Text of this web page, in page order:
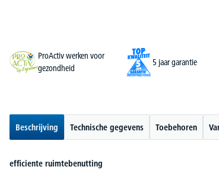
ProActiv werken voor
gezondheid
5 jaar garantie
Beschrijving Technische gegevens Toebehoren
efficiente ruimtebenutting